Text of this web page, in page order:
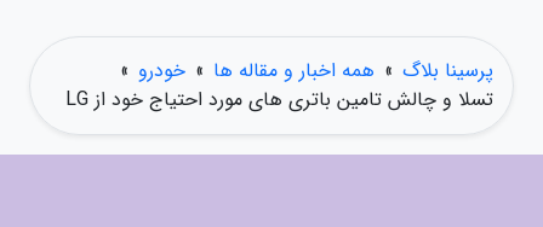
پرسینا بلاگ » همه اخبار و مقاله ها » خودرو »
تسلا و چالش تامین باتری های مورد احتیاج خود از LG